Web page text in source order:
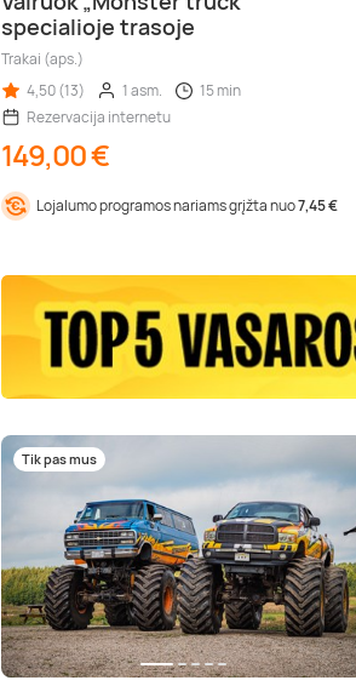
specialioje trasoje
Trakai (aps.)
4,50 (13)
1 asm.
15 min
Rezervacija internetu
149,00 €
Lojalumo programos nariams grįžta nuo7,45 €
Tik pas mus